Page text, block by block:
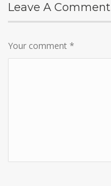
Leave A Comment
Your comment*